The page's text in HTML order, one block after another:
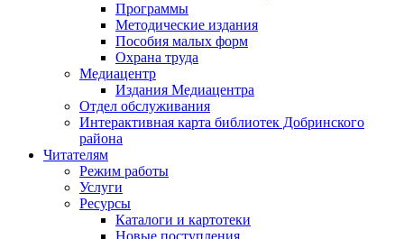
Программы
Методические издания
Пособия малых форм
Охрана труда
Медиацентр
Издания Медиацентра
Отдел обслуживания
Интерактивная карта библиотек Добринского
района
Читателям
Режим работы
Услуги
Ресурсы
Каталоги и картотеки
Новые поступления